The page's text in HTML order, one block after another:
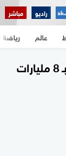
راديو مباشر
عالم رياضة
صندوق النقد يخفف شروط قرض بـ 8 مليارات